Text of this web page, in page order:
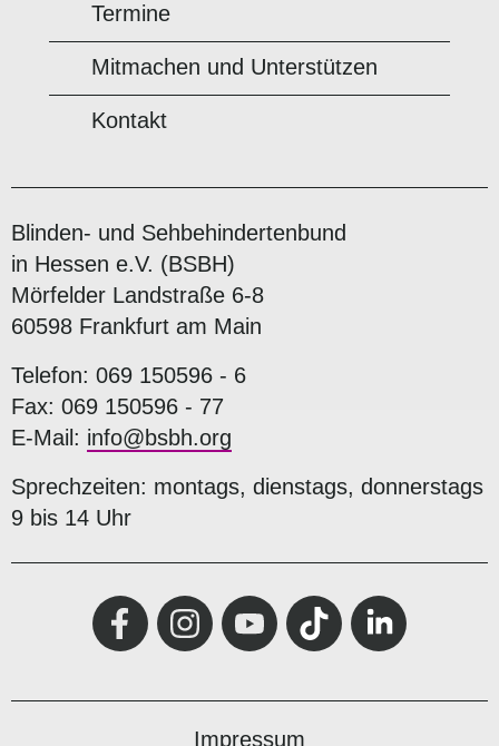
Termine
Mitmachen und Unterstützen
Kontakt
Blinden- und Sehbehindertenbund
in Hessen e.V. (BSBH)
Mörfelder Landstraße 6-8
60598 Frankfurt am Main
Telefon: 069 150596 - 6
Fax: 069 150596 - 77
E-Mail: info@bsbh.org
Sprechzeiten: montags, dienstags, donnerstags
9 bis 14 Uhr
Impressum